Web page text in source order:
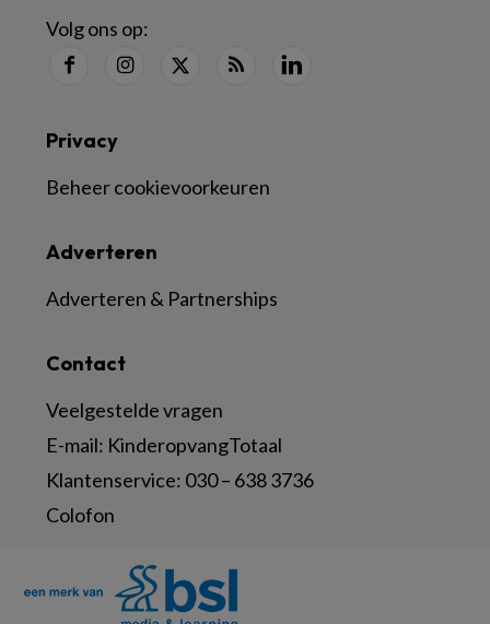
Volg ons op:
Contact
Veelgestelde vragen
E-mail: KinderopvangTotaal
Klantenservice: 030 – 638 3736
Colofon
Adverteren
Adverteren & Partnerships
Privacy
Beheer cookievoorkeuren